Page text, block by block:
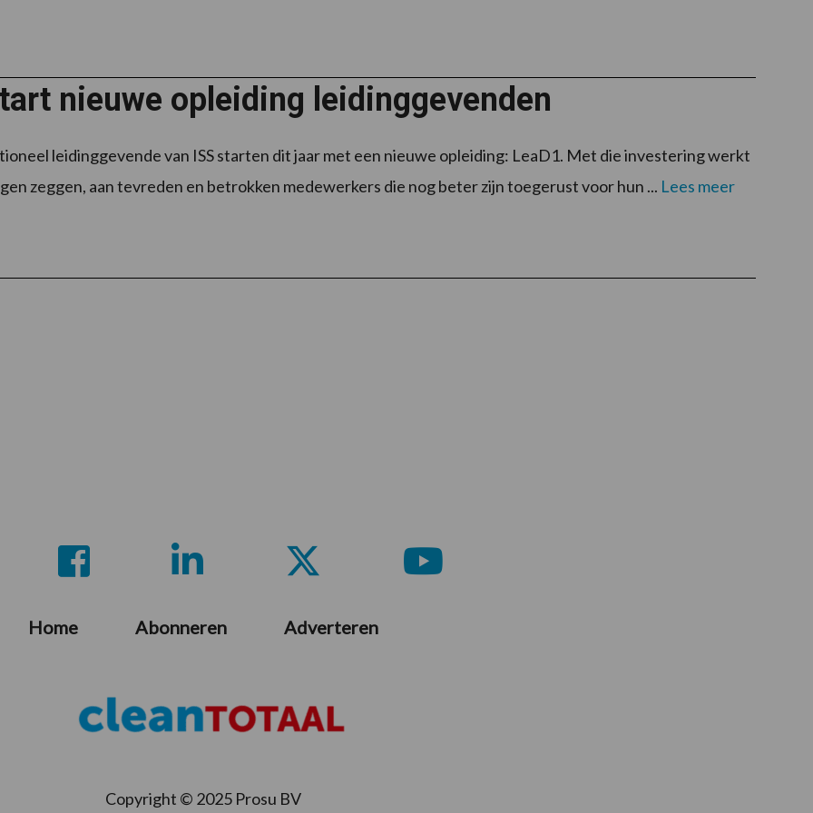
nieuwe opleiding leidinggevenden
leidinggevende van ISS starten dit jaar met een nieuwe opleiding: LeaD1. Met die investering werkt
zeggen, aan tevreden en betrokken medewerkers die nog beter zijn toegerust voor hun ... Lees meer
Home Abonneren Adverteren
Copyright © 2025 Prosu BV